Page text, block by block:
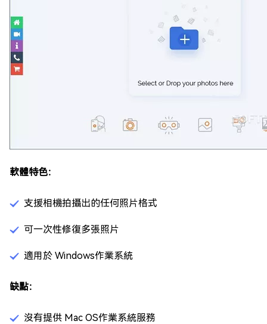
軟體特色：
支援相機拍攝出的任何照片格式
可一次性修復多張照片
適用於 Windows作業系統
缺點：
沒有提供 Mac OS作業系統服務